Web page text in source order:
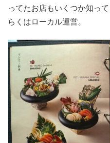
ってたお店もいくつか知っ
らくはローカル運営。